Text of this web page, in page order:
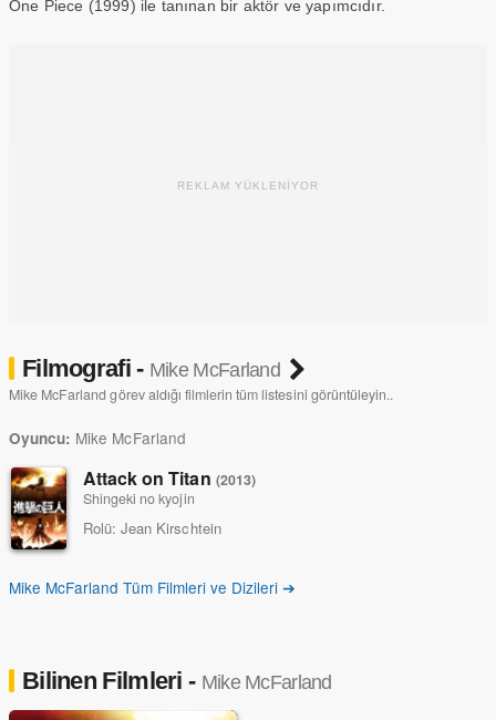
One Piece (1999) ile tanınan bir aktör ve yapımcıdır.
REKLAM YÜKLENİYOR
Filmografi - Mike McFarland
Mike McFarland görev aldığı filmlerin tüm listesini görüntüleyin..
Oyuncu: Mike McFarland
Attack on Titan (2013)
Shingeki no kyojin
Rolü: Jean Kirschtein
Mike McFarland Tüm Filmleri ve Dizileri ➔
Bilinen Filmleri - Mike McFarland